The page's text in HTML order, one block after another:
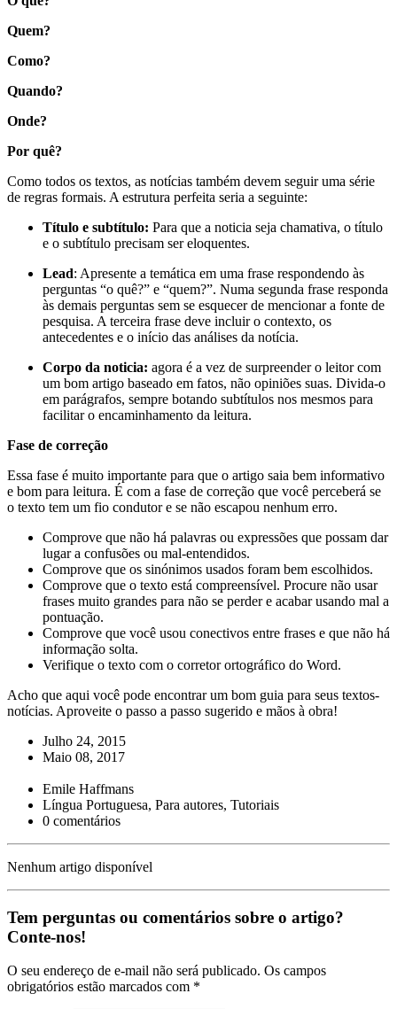
Quem?
Como?
Quando?
Onde?
Por quê?
Como todos os textos, as notícias também devem seguir uma série
de regras formais. A estrutura perfeita seria a seguinte:
Título e subtítulo: Para que a noticia seja chamativa, o título
e o subtítulo precisam ser eloquentes.
Lead: Apresente a temática em uma frase respondendo às
perguntas “o quê?” e “quem?”. Numa segunda frase responda
às demais perguntas sem se esquecer de mencionar a fonte de
pesquisa. A terceira frase deve incluir o contexto, os
antecedentes e o início das análises da notícia.
Corpo da noticia: agora é a vez de surpreender o leitor com
um bom artigo baseado em fatos, não opiniões suas. Divida-o
em parágrafos, sempre botando subtítulos nos mesmos para
facilitar o encaminhamento da leitura.
Fase de correção
Essa fase é muito importante para que o artigo saia bem informativo
e bom para leitura. É com a fase de correção que você perceberá se
o texto tem um fio condutor e se não escapou nenhum erro.
Comprove que não há palavras ou expressões que possam dar
lugar a confusões ou mal-entendidos.
Comprove que os sinónimos usados foram bem escolhidos.
Comprove que o texto está compreensível. Procure não usar
frases muito grandes para não se perder e acabar usando mal a
pontuação.
Comprove que você usou conectivos entre frases e que não há
informação solta.
Verifique o texto com o corretor ortográfico do Word.
Acho que aqui você pode encontrar um bom guia para seus textos-
notícias. Aproveite o passo a passo sugerido e mãos à obra!
Julho 24, 2015
Maio 08, 2017
Emile Haffmans
Língua Portuguesa, Para autores, Tutoriais
0 comentários
Nenhum artigo disponível
Tem perguntas ou comentários sobre o artigo?
Conte-nos!
O seu endereço de e-mail não será publicado. Os campos
obrigatórios estão marcados com *